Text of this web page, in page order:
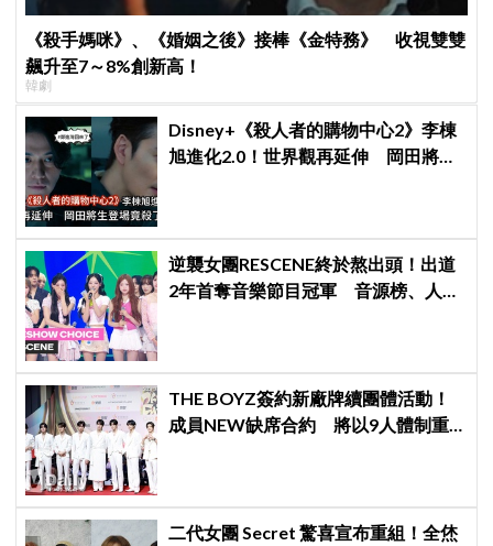
《殺手媽咪》、《婚姻之後》接棒《金特務》 收視雙雙
飆升至7～8%創新高！
韓劇
Disney+《殺人者的購物中心2》李棟
旭進化2.0！世界觀再延伸 岡田將生
逆襲女團RESCENE終於熬出頭！出道
2年首奪音樂節目冠軍 音源榜、人氣
THE BOYZ簽約新廠牌續團體活動！
成員NEW缺席合約 將以9人體制重
二代女團 Secret 驚喜宣布重組！全烋